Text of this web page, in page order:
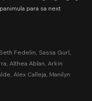
para sa next
Fedelin, Sassa Gurl,
Althea Ablan, Arkin
Alex Calleja, Manilyn